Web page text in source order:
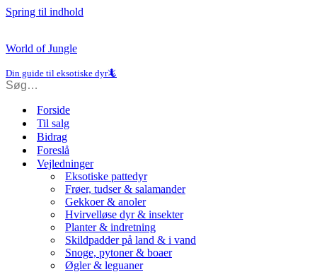
Spring til indhold
World of Jungle
Din guide til eksotiske dyr🦎
Forside
Til salg
Bidrag
Foreslå
Vejledninger
Eksotiske pattedyr
Frøer, tudser & salamander
Gekkoer & anoler
Hvirvelløse dyr & insekter
Planter & indretning
Skildpadder på land & i vand
Snoge, pytoner & boaer
Øgler & leguaner